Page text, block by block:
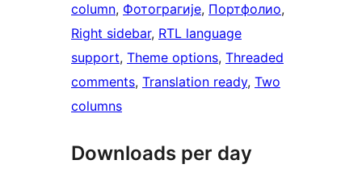
column, Фотограгије, Портфолио
Right sidebar, RTL language
support, Theme options, Threaded
comments, Translation ready, Two
columns
Downloads per day